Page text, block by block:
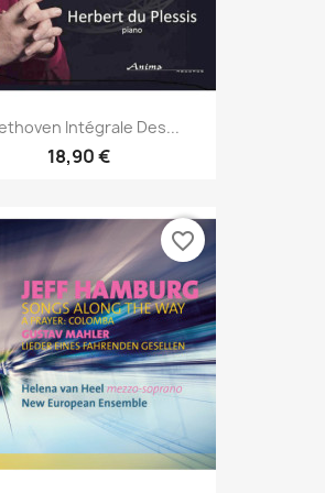
Intégrale Des...
18,90 €
favorite_border